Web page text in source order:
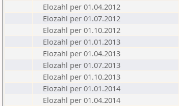
Elozahl per 01.04.2012
Elozahl per 01.07.2012
Elozahl per 01.10.2012
Elozahl per 01.01.2013
Elozahl per 01.04.2013
Elozahl per 01.07.2013
Elozahl per 01.10.2013
Elozahl per 01.01.2014
Elozahl per 01.04.2014